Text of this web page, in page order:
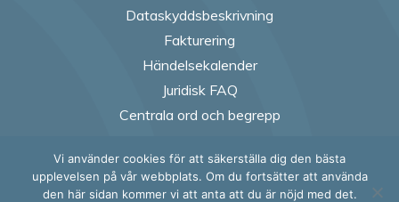
Dataskyddsbeskrivning
Fakturering
Händelsekalender
Juridisk FAQ
Centrala ord och begrepp
Follow us on
Follow us on
Follow
Vi använder cookies för att säkerställa dig den bästa
upplevelsen på vår webbplats. Om du fortsätter att använda
den här sidan kommer vi att anta att du är nöjd med det.